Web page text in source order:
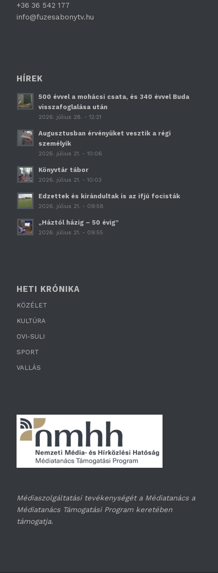
+36 36 542 177
info@fuzesabonytv.hu
HÍREK
500 évvel a mohácsi csata, és 340 évvel Buda
visszafoglalása után
2026. július 28. - 12:21
Augusztusban érvényüket vesztik a régi
személyik
2026. július 21. - 10:06
Könyvtár tábor
2026. július 21. - 10:03
Edzettek és kirándultak is az ifjú focisták
2026. július 21. - 09:58
„Háztól házig – 50 évig”
2026. július 21. - 09:55
HETI KRÓNIKA
KÖZÉLET
KULTÚRA
OVI-SULI
SPORT
VALLÁS
Médiaszolgáltatási tevékenységét a Médiatanács a
Médiatanács Támogatási Program keretében
támogatja.